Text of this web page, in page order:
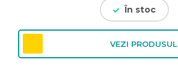
În stoc
VEZI PRODUSUL